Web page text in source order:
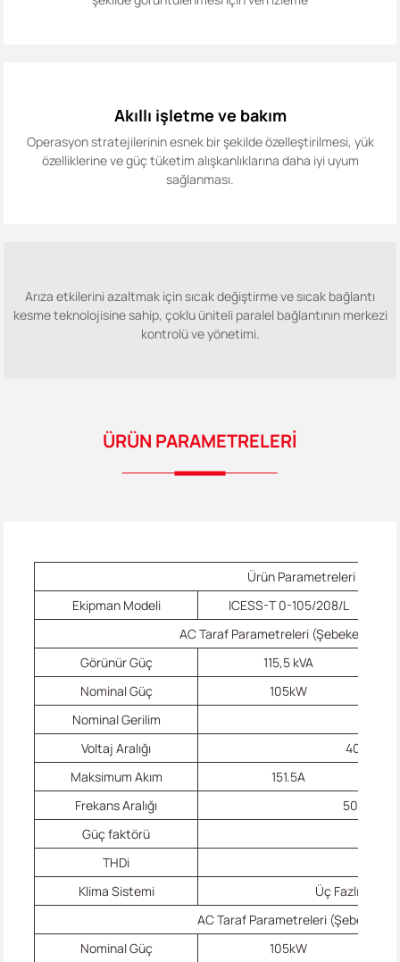
Akıllı işletme ve bakım
Operasyon stratejilerinin esnek bir şekilde özelleştirilmesi, yük
özelliklerine ve güç tüketim alışkanlıklarına daha iyi uyum
sağlanması.
Arıza etkilerini azaltmak için sıcak değiştirme ve sıcak bağlantı
kesme teknolojisine sahip, çoklu üniteli paralel bağlantının merkezi
kontrolü ve yönetimi.
ÜRÜN PARAMETRELERİ
Ürün Parametreleri
Ekipman Modeli
ICESS-T 0-105/208/L
AC Taraf Parametreleri (Şebeke
Görünür Güç
115,5 kVA
Nominal Güç
105kW
Nominal Gerilim
Voltaj Aralığı
Maksimum Akım
151.5A
Frekans Aralığı
50/
Güç faktörü
THDi
Klima Sistemi
Üç Fazlı Beş
AC Taraf Parametreleri (Şebeke
Nominal Güç
105kW